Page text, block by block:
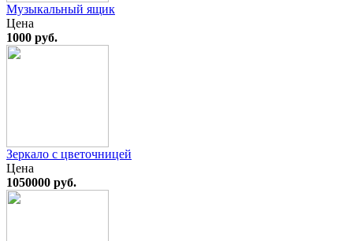
Музыкальный ящик
Цена
1000 руб.
Зеркало с цветочницей
Цена
1050000 руб.